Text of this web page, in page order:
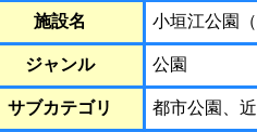
施設名 小垣江公園（
ジャンル 公園
サブカテゴリ 都市公園、